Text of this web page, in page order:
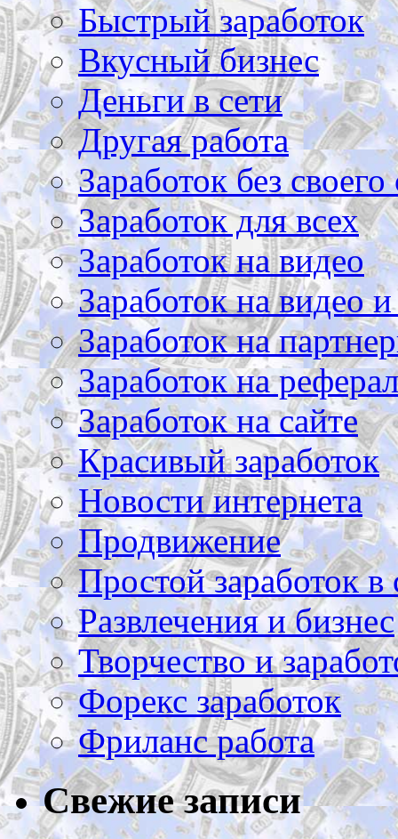
Быстрый заработок
Вкусный бизнес
Деньги в сети
Другая работа
Заработок без своего
Заработок для всех
Заработок на видео
Заработок на видео
Заработок на
Заработок на
Заработок на сайте
Красивый заработок
Новости интернета
Продвижение
Простой заработок в
Развлечения и бизнес
Творчество и
Форекс заработок
Фриланс работа
Свежие записи